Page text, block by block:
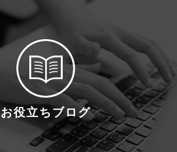
お役立ちブログ